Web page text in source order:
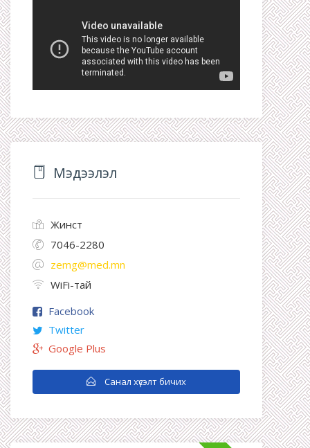
Мэдээлэл
Жинст
7046-2280
zemg@med.mn
WiFi-тай
Facebook
Twitter
Google Plus
Санал хүсэлт бичих